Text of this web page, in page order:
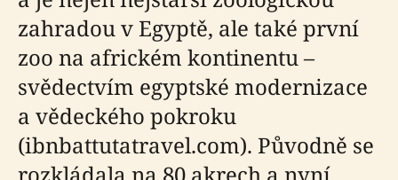
zahradou v Egyptě, ale také první
zoo na africkém kontinentu –
svědectvím egyptské modernizace
a vědeckého pokroku
(ibnbattutatravel.com). Původně se